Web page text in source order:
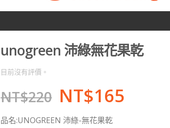
unogreen 沛綠無花果乾
目前沒有評價。
NT$220 NT$165
品名:UNOGREEN 沛綠-無花果乾